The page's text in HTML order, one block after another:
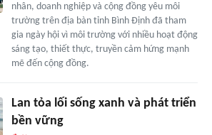
nhân, doanh nghiệp và cộng đồng yêu môi
trường trên địa bàn tỉnh Bình Định đã tham
gia ngày hội vì môi trường với nhiều hoạt động
sáng tạo, thiết thực, truyền cảm hứng mạnh
mẽ đến cộng đồng.
Lan tỏa lối sống xanh và phát triển
bền vững